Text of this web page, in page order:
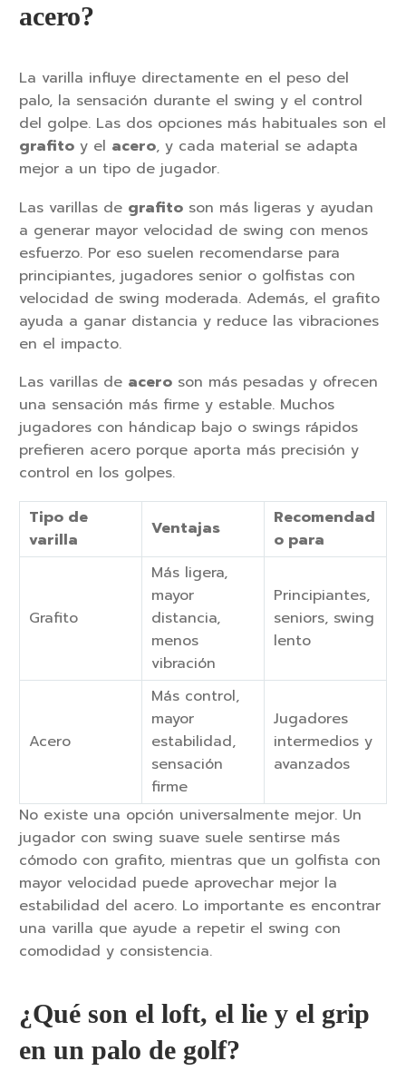
acero?
La varilla influye directamente en el peso del
palo, la sensación durante el swing y el control
del golpe. Las dos opciones más habituales son el
grafito y el acero, y cada material se adapta
mejor a un tipo de jugador.
Las varillas de grafito son más ligeras y ayudan
a generar mayor velocidad de swing con menos
esfuerzo. Por eso suelen recomendarse para
principiantes, jugadores senior o golfistas con
velocidad de swing moderada. Además, el grafito
ayuda a ganar distancia y reduce las vibraciones
en el impacto.
Las varillas de acero son más pesadas y ofrecen
una sensación más firme y estable. Muchos
jugadores con hándicap bajo o swings rápidos
prefieren acero porque aporta más precisión y
control en los golpes.
Tipo de
varilla
Ventajas
Recomendad
o para
Grafito
Más ligera,
mayor
distancia,
menos
vibración
Principiantes,
seniors, swing
lento
Acero
Más control,
mayor
estabilidad,
sensación
firme
Jugadores
intermedios y
avanzados
No existe una opción universalmente mejor. Un
jugador con swing suave suele sentirse más
cómodo con grafito, mientras que un golfista con
mayor velocidad puede aprovechar mejor la
estabilidad del acero. Lo importante es encontrar
una varilla que ayude a repetir el swing con
comodidad y consistencia.
¿Qué son el loft, el lie y el grip
en un palo de golf?